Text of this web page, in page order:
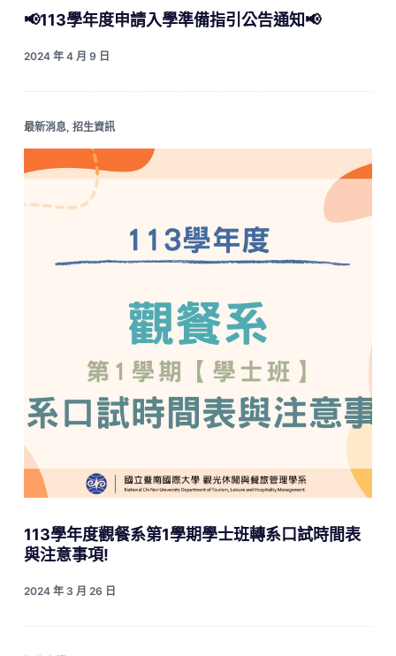
📢113學年度申請入學準備指引公告通知📢
2024 年 4 月 9 日
最新消息, 招生資訊
113學年度觀餐系第1學期學士班轉系口試時間表
與注意事項!
2024 年 3 月 26 日